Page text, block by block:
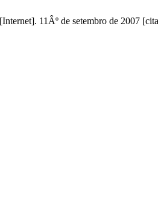
11Âº de setembro de 2007